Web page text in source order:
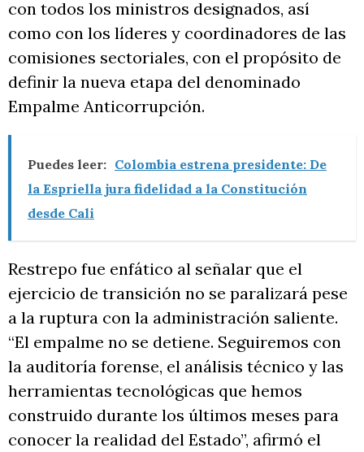
con todos los ministros designados, así
como con los líderes y coordinadores de las
comisiones sectoriales, con el propósito de
definir la nueva etapa del denominado
Empalme Anticorrupción.
Puedes leer: Colombia estrena presidente: De
la Espriella jura fidelidad a la Constitución
desde Cali
Restrepo fue enfático al señalar que el
ejercicio de transición no se paralizará pese
a la ruptura con la administración saliente.
“El empalme no se detiene. Seguiremos con
la auditoría forense, el análisis técnico y las
herramientas tecnológicas que hemos
construido durante los últimos meses para
conocer la realidad del Estado”, afirmó el